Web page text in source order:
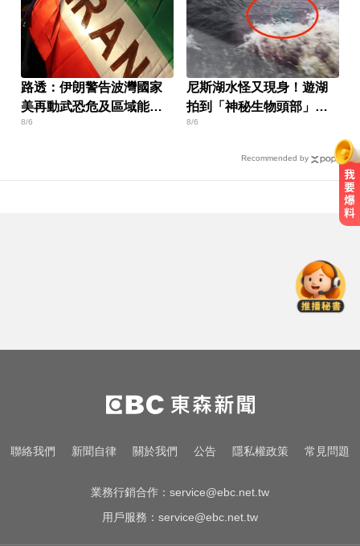
路透：伊朗警告波灣國家
美再動武恐危及區域能源
設施
8/6
尼斯湖水怪又現身！遊湖
拍到「神秘生物頭部」官
方證實了
8/6
Recommended by
弊」！官方急出手
颱風假怎麼放？停班課標準、宣布
時間一次看
曾號召反女權集會！36歲網紅陳屍
聯絡我們 新聞自律 關於我們 公告 隱私權政策 常見問題
業務行銷合作： service@ebc.net.tw
用戶服務： service@ebc.net.tw